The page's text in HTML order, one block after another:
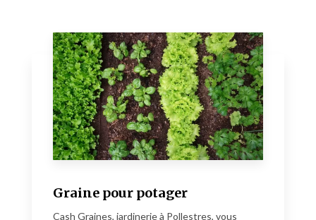
Graine pour potager
Cash Graines, jardinerie à Pollestres, vous